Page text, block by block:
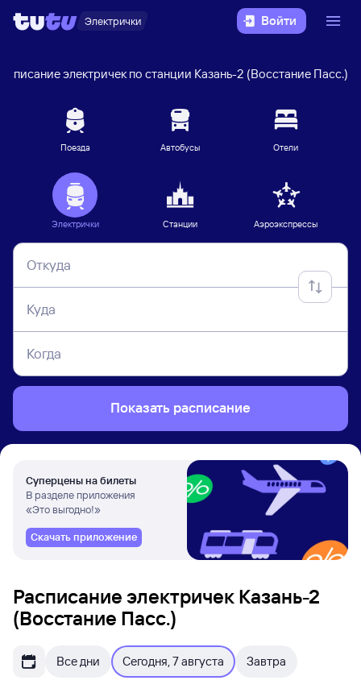
Электрички Войти
электричек по станции Казань-2 (Восстание Пасс.)
Поезда Автобусы Отели
Электрички Станции Аэроэкспрессы
Откуда
Куда
Когда
Показать расписание
Суперцены на билеты
В разделе приложения
«Это выгодно!»
Скачать приложение
Расписание электричек Казань-2
(Восстание Пасс.)
Все дни Сегодня, 7 августа Завтра